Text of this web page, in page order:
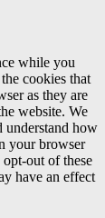
while you
cookies that
as they are
website. We
understand how
your browser
out of these
have an effect